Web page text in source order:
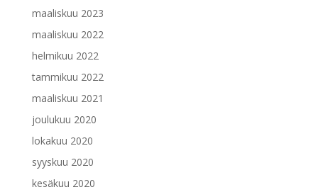
maaliskuu 2023
maaliskuu 2022
helmikuu 2022
tammikuu 2022
maaliskuu 2021
joulukuu 2020
lokakuu 2020
syyskuu 2020
kesäkuu 2020